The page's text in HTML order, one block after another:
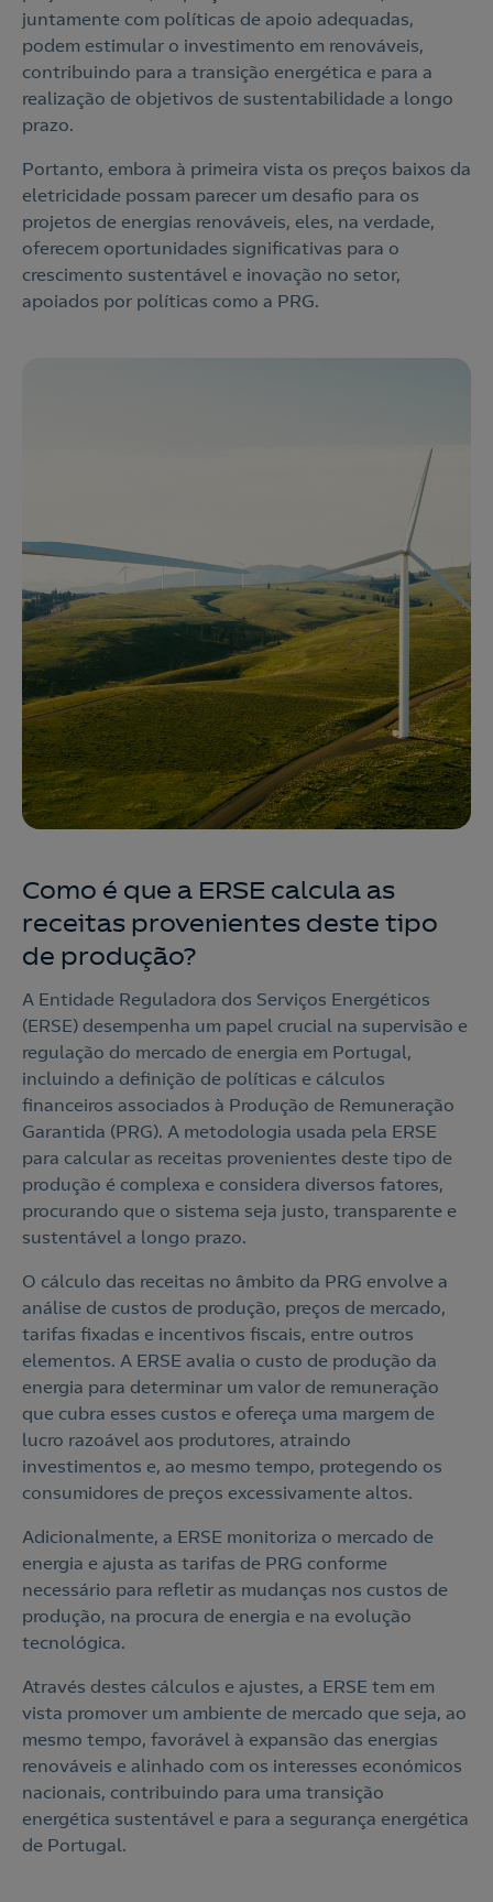
Contacte-nos
Nós ligamos!
Ao preencher este formulário, entraremos em contacto
Eletricidade e Gás.
Aceite a Política de Privacidade
Nós ligamos!
o
Contacte-nos
210 540 000
Linha de Apoio e Contratação
juntamente com políticas de apoio adequadas,
podem estimular o investimento em renováveis,
contribuindo para a transição energética e para a
realização de objetivos de sustentabilidade a longo
prazo.
Portanto, embora à primeira vista os preços baixos da
eletricidade possam parecer um desafio para os
projetos de energias renováveis, eles, na verdade,
oferecem oportunidades significativas para o
crescimento sustentável e inovação no setor,
apoiados por políticas como a PRG.
Como é que a ERSE calcula as
receitas provenientes deste tipo
de produção?
A Entidade Reguladora dos Serviços Energéticos
(ERSE) desempenha um papel crucial na supervisão e
regulação do mercado de energia em Portugal,
incluindo a definição de políticas e cálculos
financeiros associados à Produção de Remuneração
Garantida (PRG). A metodologia usada pela ERSE
para calcular as receitas provenientes deste tipo de
produção é complexa e considera diversos fatores,
procurando que o sistema seja justo, transparente e
sustentável a longo prazo.
O cálculo das receitas no âmbito da PRG envolve a
análise de custos de produção, preços de mercado,
tarifas fixadas e incentivos fiscais, entre outros
elementos. A ERSE avalia o custo de produção da
energia para determinar um valor de remuneração
que cubra esses custos e ofereça uma margem de
lucro razoável aos produtores, atraindo
investimentos e, ao mesmo tempo, protegendo os
consumidores de preços excessivamente altos.
Adicionalmente, a ERSE monitoriza o mercado de
energia e ajusta as tarifas de PRG conforme
necessário para refletir as mudanças nos custos de
produção, na procura de energia e na evolução
tecnológica.
Através destes cálculos e ajustes, a ERSE tem em
vista promover um ambiente de mercado que seja, ao
mesmo tempo, favorável à expansão das energias
renováveis e alinhado com os interesses económicos
nacionais, contribuindo para uma transição
energética sustentável e para a segurança energética
de Portugal.